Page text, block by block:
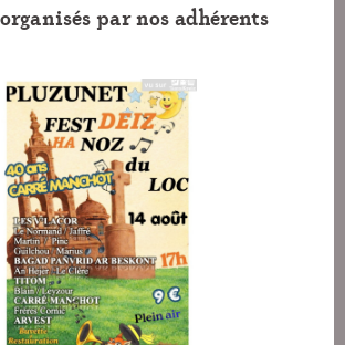
par nos adhérents